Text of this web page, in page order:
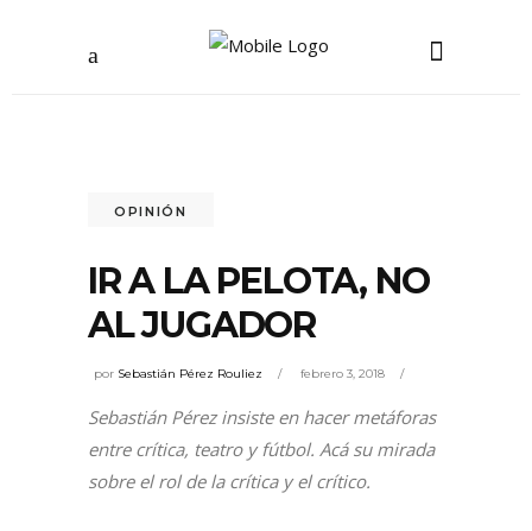
OPINIÓN
IR A LA PELOTA, NO
AL JUGADOR
por Sebastián Pérez Rouliez febrero 3, 2018
Sebastián Pérez insiste en hacer metáforas
entre crítica, teatro y fútbol. Acá su mirada
sobre el rol de la crítica y el crítico.